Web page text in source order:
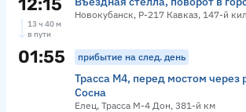
12:15 Новокубанск, Р-217 Кавказ, 147-й
13 ч 40 м
в пути
01:55 прибытие на след. день
Трасса М4, перед мостом через
Сосна
Елец, Трасса М-4 Дон, 381-й км